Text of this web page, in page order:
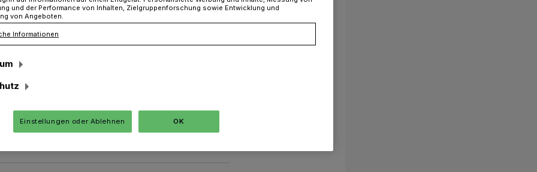
und Sattelzug
gegen 12.30 Uhr im
/ Grubenrandstraße ein
schwer verletzt wurde.
und der Performance von Inhalten, Zielgruppenforschung sowie Entwicklung und
von Angeboten.
Informationen
Einstellungen oder Ablehnen OK